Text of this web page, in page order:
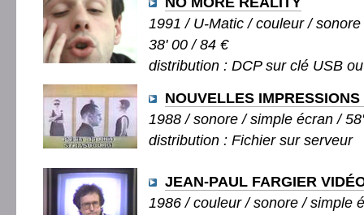
1991 / U-Matic / couleur /
38' 00 / 84 €
distribution : DCP sur clé USB
NOUVELLES
1988 / sonore / simple écran /
distribution : Fichier sur serveur
JEAN-PAUL FARGIER
1986 / couleur / sonore / simple